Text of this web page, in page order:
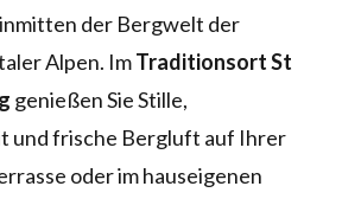
der Bergwelt der
Alpen. ImTraditionsort St
genießen Sie Stille,
und frische Bergluft auf Ihrer
oder im hauseigenen